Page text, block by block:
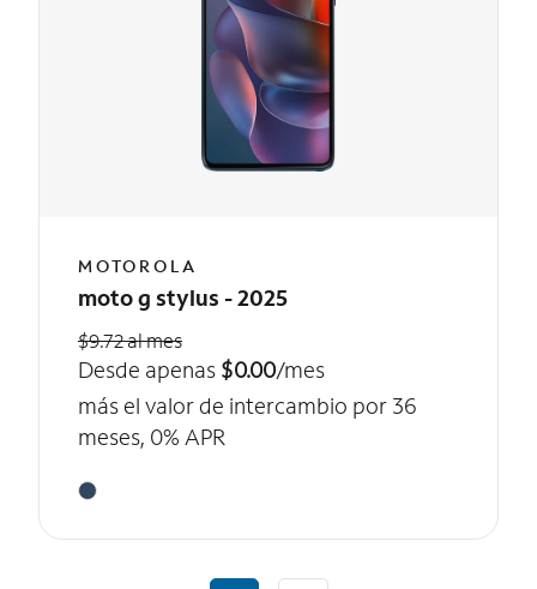
MOTOROLA
moto g stylus - 2025
$9.72 al mes
Desde apenas $0.00/mes
más el valor de intercambio por 36
meses, 0% APR